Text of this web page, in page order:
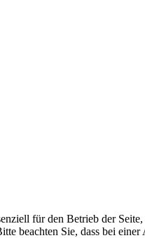
für den Betrieb der
beachten Sie, dass bei